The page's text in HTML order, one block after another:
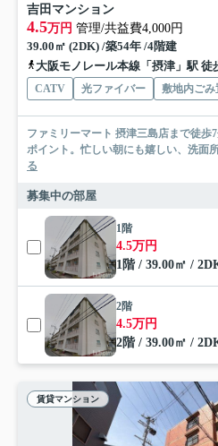
吉田マンション
4.5万円 管理/共益費4,000円
39.00㎡ (2DK) /築54年 /4階建
大阪モノレール本線「摂津」駅 徒
CATV 光ファイバー 敷地内ごみ
ファミリーマート 摂津三島店まで徒歩
ポイント。忙しい朝にも嬉しい、洗面
る
募集中の部屋
1階
4.5万円
1階 / 39.00㎡ /
2階
4.5万円
2階 / 39.00㎡ /
賃貸マンション